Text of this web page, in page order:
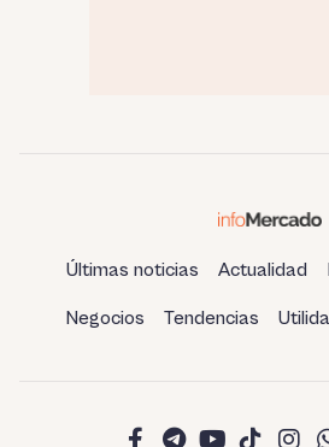
Últimas noticias Actualidad
Negocios Tendencias